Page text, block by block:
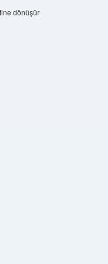
dönüşür